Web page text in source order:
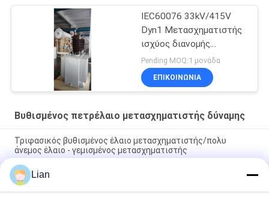
IEC60076 33kV/415V
Dyn1 Μετασχηματιστής
ισχύος διανομής
γεμάτος λάδι
Pending MOQ:1 μονάδα
ΕΠΙΚΟΙΝΩΝΊΑ
Βυθισμένος πετρέλαιο μετασχηματιστής δύναμης
Τριφασικός βυθισμένος έλαιο μετασχηματιστής/πολυ
άνεμος έλαιο - γεμισμένος μετασχηματιστής
Μετασχηματιστής ισχύος 200 kVA 33 kV με βύθιση σε
πετρέλαιο με σύνδεση Dyn11 για δίκτυα διανομής
Lian